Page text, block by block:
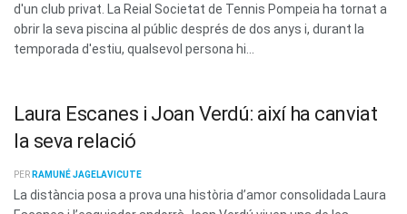
d'un club privat. La Reial Societat de Tennis Pompeia ha tornat a
obrir la seva piscina al públic després de dos anys i, durant la
temporada d'estiu, qualsevol persona hi...
Laura Escanes i Joan Verdú: així ha canviat
la seva relació
PER RAMUNÉ JAGELAVICUTE
La distància posa a prova una història d’amor consolidada Laura